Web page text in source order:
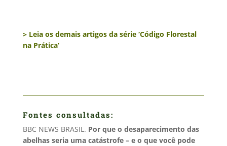
> Leia os demais artigos da série ‘Código Florestal
na Prática’
Fontes consultadas:
BBC NEWS BRASIL. Por que o desaparecimento das
abelhas seria uma catástrofe – e o que você pode